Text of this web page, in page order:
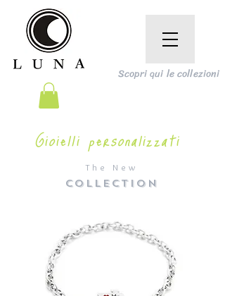
The New
COLLECTION
Scopri qui le collezioni
Gioielli personalizzati